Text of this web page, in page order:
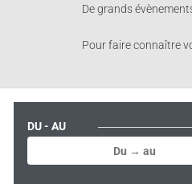
De grands
Pour faire connaître
DU - AU